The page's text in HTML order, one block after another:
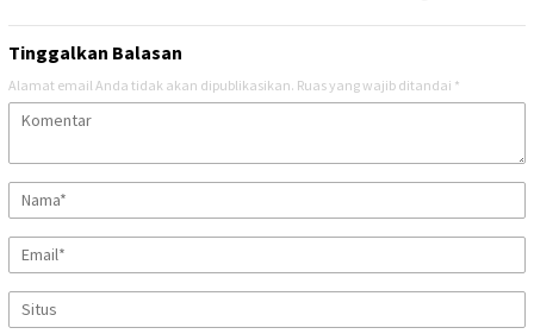
Tinggalkan Balasan
Alamat email Anda tidak akan dipublikasikan. Ruas yang wajib ditandai *